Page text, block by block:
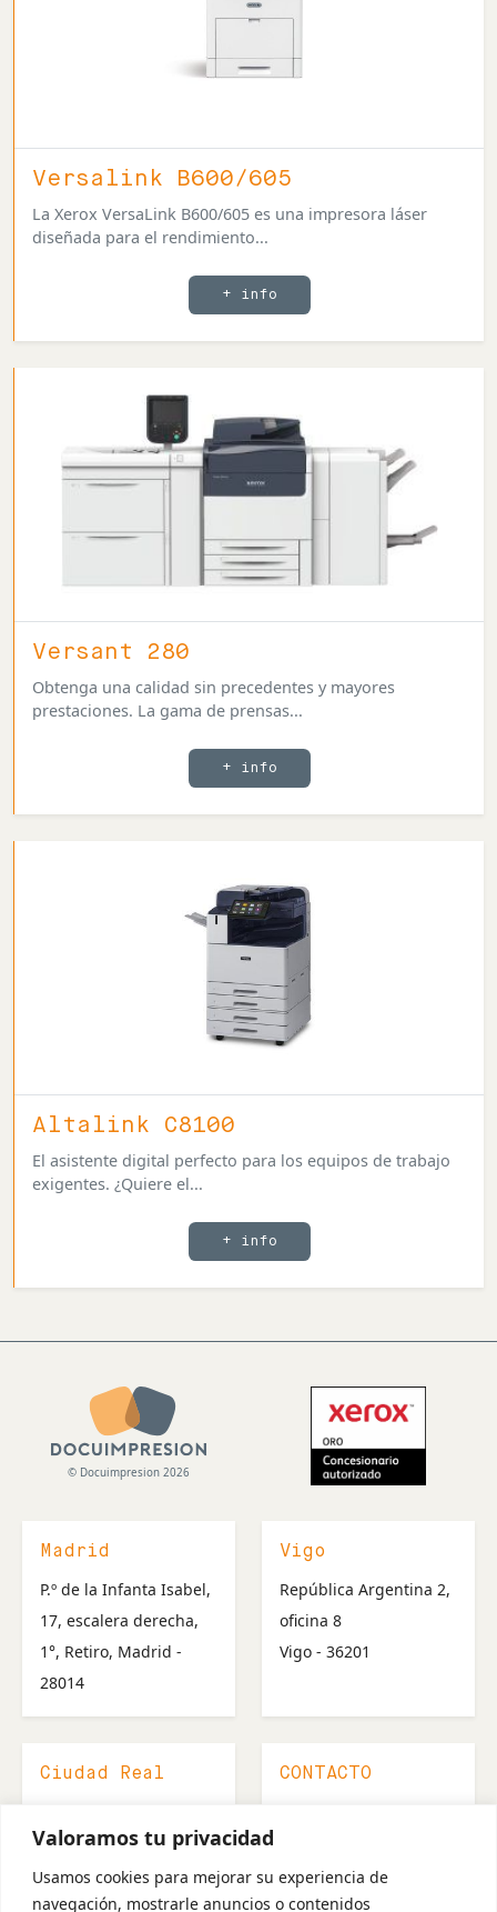
Valoramos tu privacidad
Usamos cookies para mejorar su experiencia de
navegación, mostrarle anuncios o contenidos
Versalink B600/605
La Xerox VersaLink B600/605 es una impresora láser
diseñada para el rendimiento...
+ info
Versant 280
Obtenga una calidad sin precedentes y mayores
prestaciones. La gama de prensas...
+ info
Altalink C8100
El asistente digital perfecto para los equipos de trabajo
exigentes. ¿Quiere el...
+ info
Madrid
P.º de la Infanta Isabel,
17, escalera derecha,
1°, Retiro, Madrid -
28014
Vigo
República Argentina 2,
oficina 8
Vigo - 36201
Ciudad Real
Ciudad Real – 13003
CONTACTO
info@docuimpresion.co
m
© Docuimpresion 2026